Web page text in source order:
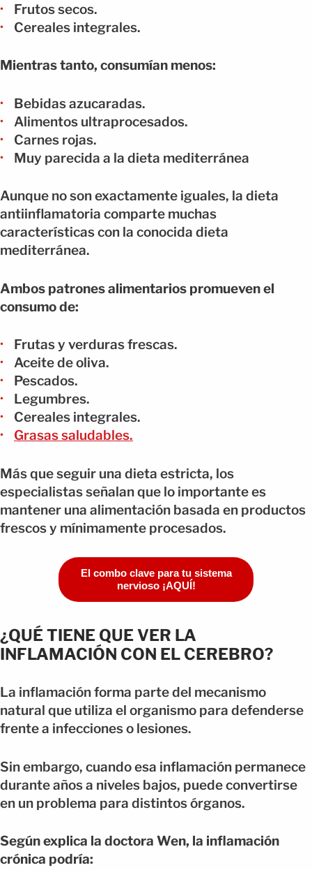
Frutos secos.
Cereales integrales.
Mientras tanto, consumían menos:
Bebidas azucaradas.
Alimentos ultraprocesados.
Carnes rojas.
Muy parecida a la dieta mediterránea
Aunque no son exactamente iguales, la dieta
antiinflamatoria comparte muchas
características con la conocida dieta
mediterránea.
Ambos patrones alimentarios promueven el
consumo de:
Frutas y verduras frescas.
Aceite de oliva.
Pescados.
Legumbres.
Cereales integrales.
Grasas saludables.
Más que seguir una dieta estricta, los
especialistas señalan que lo importante es
mantener una alimentación basada en productos
frescos y mínimamente procesados.
El combo clave para tu sistema
nervioso ¡AQUÍ!
¿QUÉ TIENE QUE VER LA
INFLAMACIÓN CON EL CEREBRO?
La inflamación forma parte del mecanismo
natural que utiliza el organismo para defenderse
frente a infecciones o lesiones.
Sin embargo, cuando esa inflamación permanece
durante años a niveles bajos, puede convertirse
en un problema para distintos órganos.
Según explica la doctora Wen, la inflamación
crónica podría: